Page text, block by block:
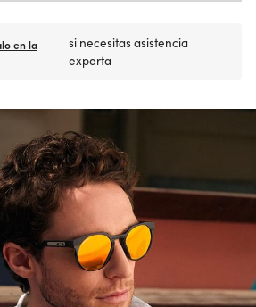
en la
si necesitas asistencia
experta